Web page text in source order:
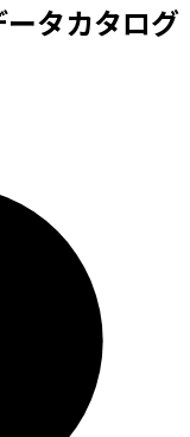
タカタログ